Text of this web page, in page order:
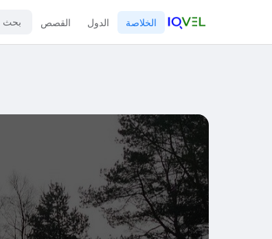
الخلاصة الدول القصص